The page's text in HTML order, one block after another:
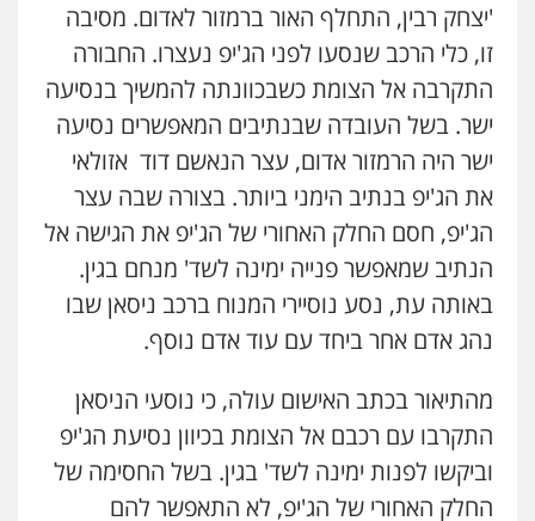
עו"ד דפנה לביא
משפחה גישור
0507206063
עו"ד זוהר ארבל
קטינים
0538788878
עו"ד אסף דוק
פלילי עבירות מין סמים והימורים פשיעה
חמורה חקירות ומעצרים צווארון לבן והונאה
'יצחק רבין, התחלף האור ברמזור לאדום. מסיבה
זו, כלי הרכב שנסעו לפני הג'יפ נעצרו. החבורה
התקרבה אל הצומת כשבכוונתה להמשיך בנסיעה
ישר. בשל העובדה שבנתיבים המאפשרים נסיעה
ישר היה הרמזור אדום, עצר הנאשם דוד אזולאי
את הג'יפ בנתיב הימני ביותר. בצורה שבה עצר
הג'יפ, חסם החלק האחורי של הג'יפ את הגישה אל
הנתיב שמאפשר פנייה ימינה לשד' מנחם בגין.
באותה עת, נסע נוסיירי המנוח ברכב ניסאן שבו
נהג אדם אחר ביחד עם עוד אדם נוסף.
מהתיאור בכתב האישום עולה, כי נוסעי הניסאן
התקרבו עם רכבם אל הצומת בכיוון נסיעת הג'יפ
וביקשו לפנות ימינה לשד' בגין. בשל החסימה של
החלק האחורי של הג'יפ, לא התאפשר להם